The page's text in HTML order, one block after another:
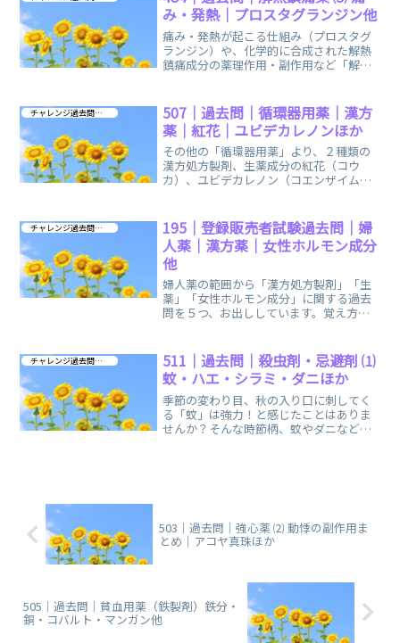
み・発熱｜プロスタグランジン他
痛み・発熱が起こる仕組み（プロスタグ
ランジン）や、化学的に合成された解熱
鎮痛成分の薬理作用・副作用など「解熱
チャレンジ過去問 第３章
507｜過去問｜循環器用薬｜漢方
薬｜紅花｜ユビデカレノンほか
その他の「循環器用薬」より、２種類の
漢方処方製剤、生薬成分の紅花（コウ
カ）、ユビデカレノン（コエンザイム
チャレンジ過去問 第３章
195｜登録販売者試験過去問｜婦
人薬｜漢方薬｜女性ホルモン成分
他
婦人薬の範囲から「漢方処方製剤」「生
薬」「女性ホルモン成分」に関する過去
問を５つ、お出ししています。覚え方の
チャレンジ過去問 第３章
511｜過去問｜殺虫剤・忌避剤 ⑴
蚊・ハエ・シラミ・ダニほか
季節の変わり目、秋の入り口に刺してく
る「蚊」は強力！と感じたことはありま
せんか？そんな時節柄、蚊やダニなどの
503｜過去問｜強心薬 ⑵ 動悸の副作用ま
とめ｜アコヤ真珠ほか
505｜過去問｜貧血用薬（鉄製剤）鉄分・
銅・コバルト・マンガン他